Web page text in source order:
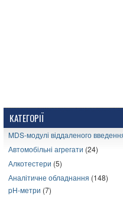
КАТЕГОРІЇ
MDS-модулі віддаленого
Автомобільні агрегати (24)
Алкотестери (5)
Аналітичне обладнання (148)
pH-метри (7)